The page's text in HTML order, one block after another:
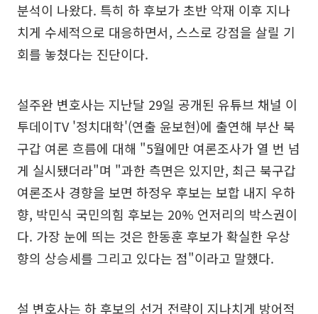
분석이 나왔다. 특히 하 후보가 초반 악재 이후 지나
치게 수세적으로 대응하면서, 스스로 강점을 살릴 기
회를 놓쳤다는 진단이다.
설주완 변호사는 지난달 29일 공개된 유튜브 채널 이
투데이TV '정치대학'(연출 윤보현)에 출연해 부산 북
구갑 여론 흐름에 대해 "5월에만 여론조사가 열 번 넘
게 실시됐더라"며 "과한 측면은 있지만, 최근 북구갑
여론조사 경향을 보면 하정우 후보는 보합 내지 우하
향, 박민식 국민의힘 후보는 20% 언저리의 박스권이
다. 가장 눈에 띄는 것은 한동훈 후보가 확실한 우상
향의 상승세를 그리고 있다는 점"이라고 말했다.
설 변호사는 하 후보의 선거 전략이 지나치게 방어적